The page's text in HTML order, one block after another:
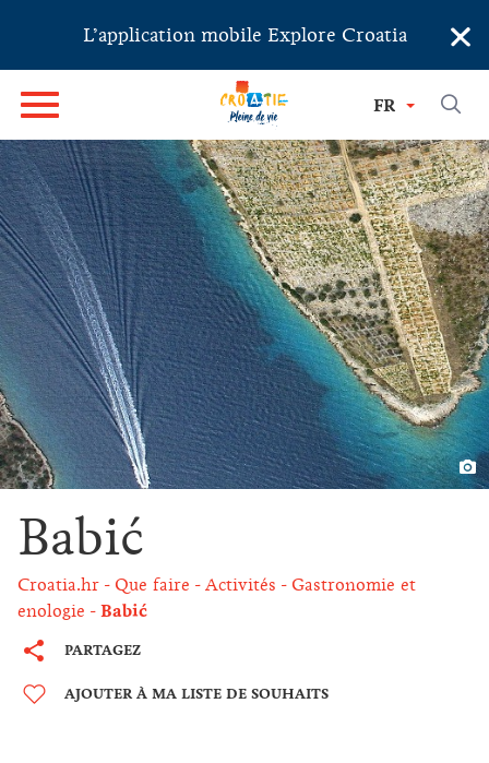
L’application mobile Explore Croatia ×
FR
Babić
Croatia.hr Que faire Activités
Gastronomie et
enologie
Babić
PARTAGEZ
AJOUTER À MA LISTE DE SOUHAITS